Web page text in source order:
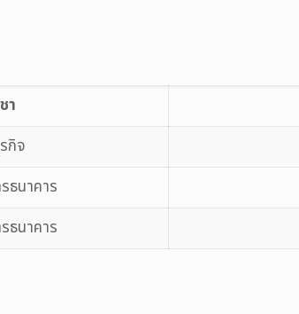
า
กิจ
ธนาคาร
ธนาคาร